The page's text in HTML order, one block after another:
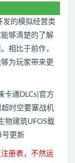
发的模拟经营类
够清楚的了解
相比于前作，
为玩家带来更
卡通DLCs|官方
时空要塞战机
物建筑UFOS载
更新
册表，不然运